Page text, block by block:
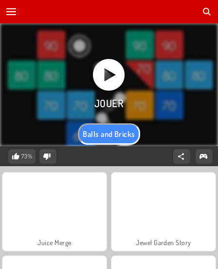
Balls and Bricks
73%
Juice Merge Jewel Garden Story